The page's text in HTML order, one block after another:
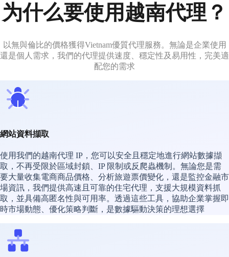
为什么要使用越南代理？
以無與倫比的價格獲得Vietnam優質代理服務。無論是企業使用
還是個人需求，我們的代理提供速度、穩定性及易用性，完美適
配您的需求
網站資料擷取
使用我們的越南代理 IP，您可以安全且穩定地進行網站數據擷
取，不再受限於區域封鎖、IP 限制或反爬蟲機制。無論您是需
要大量收集電商商品價格、分析旅遊票價變化，還是監控金融市
場資訊，我們提供高速且可靠的住宅代理，支援大規模資料抓
取，並具備高匿名性與可用率。透過這些工具，協助企業掌握即
時市場動態、優化策略判斷，是數據驅動決策的理想選擇